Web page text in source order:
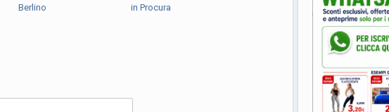
Berlino
in Procura